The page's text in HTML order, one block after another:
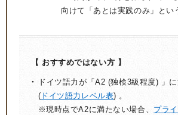
向けて「あとは実践のみ」とい
【 おすすめではない方 】
ドイツ語力が「A2 (独検3級程度) 」
( ドイツ語力レベル表) 。
※現時点でA2に満たない場合、 プラ